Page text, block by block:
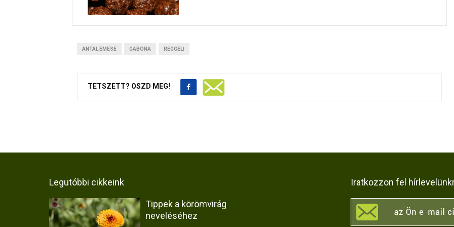
ANTAL EMESE GABONA REGGELI
TETSZETT? OSZD MEG!
Legutóbbi cikkeink
Tippek a körömvirág
neveléséhez
Iratkozzon fel